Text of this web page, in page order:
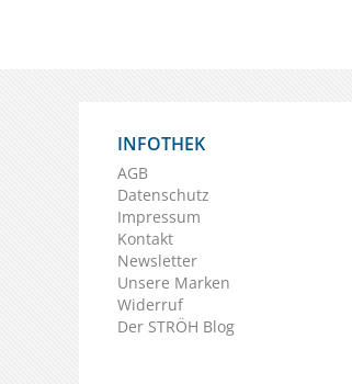
INFOTHEK
AGB
Datenschutz
Impressum
Kontakt
Newsletter
Unsere Marken
Widerruf
Der STRÖH Blog